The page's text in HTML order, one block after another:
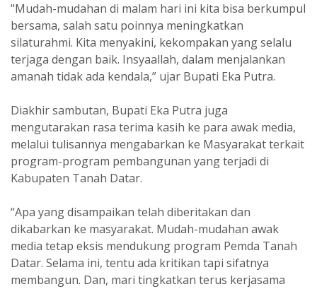
"Mudah-mudahan di malam hari ini kita bisa berkumpul
bersama, salah satu poinnya meningkatkan
silaturahmi. Kita menyakini, kekompakan yang selalu
terjaga dengan baik. Insyaallah, dalam menjalankan
amanah tidak ada kendala,” ujar Bupati Eka Putra.
Diakhir sambutan, Bupati Eka Putra juga
mengutarakan rasa terima kasih ke para awak media,
melalui tulisannya mengabarkan ke Masyarakat terkait
program-program pembangunan yang terjadi di
Kabupaten Tanah Datar.
“Apa yang disampaikan telah diberitakan dan
dikabarkan ke masyarakat. Mudah-mudahan awak
media tetap eksis mendukung program Pemda Tanah
Datar. Selama ini, tentu ada kritikan tapi sifatnya
membangun. Dan, mari tingkatkan terus kerjasama